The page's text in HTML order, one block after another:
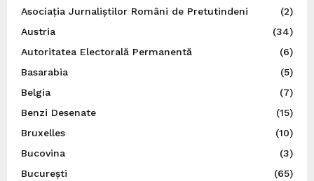
Asociația Jurnaliștilor Români de Pretutindeni
(2)
Austria
(34)
Autoritatea Electorală Permanentă
(6)
Basarabia
(5)
Belgia
(7)
Benzi Desenate
(15)
Bruxelles
(10)
Bucovina
(3)
București
(65)